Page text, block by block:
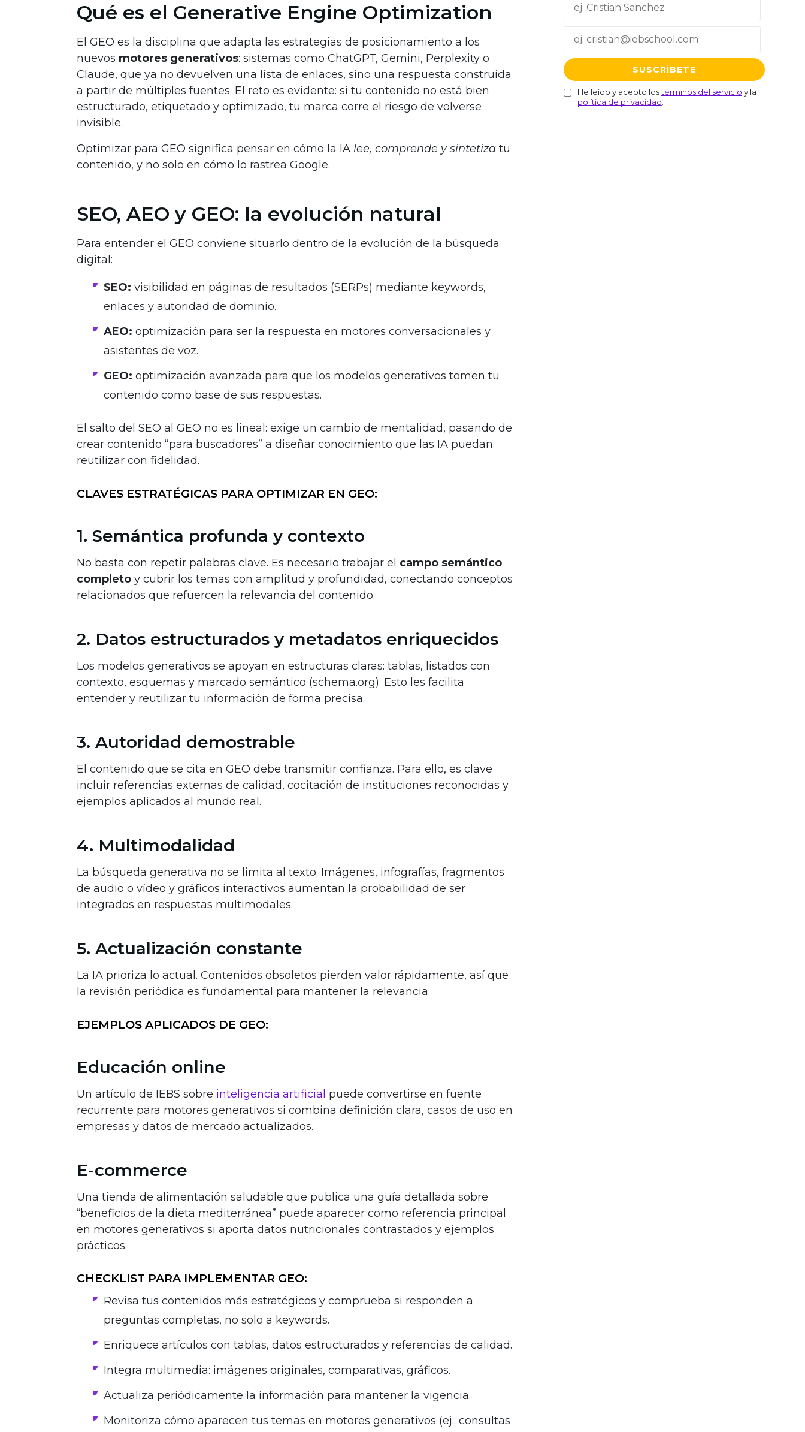
Qué es el Generative Engine Optimization
El GEO es la disciplina que adapta las estrategias de posicionamiento a los
nuevos motores generativos: sistemas como ChatGPT, Gemini, Perplexity o
Claude, que ya no devuelven una lista de enlaces, sino una respuesta construida
a partir de múltiples fuentes. El reto es evidente: si tu contenido no está bien
estructurado, etiquetado y optimizado, tu marca corre el riesgo de volverse
invisible.
Optimizar para GEO significa pensar en cómo la IA lee, comprende y sintetiza tu
contenido, y no solo en cómo lo rastrea Google.
SEO, AEO y GEO: la evolución natural
Para entender el GEO conviene situarlo dentro de la evolución de la búsqueda
digital:
SEO: visibilidad en páginas de resultados (SERPs) mediante keywords,
enlaces y autoridad de dominio.
AEO: optimización para ser la respuesta en motores conversacionales y
asistentes de voz.
GEO: optimización avanzada para que los modelos generativos tomen tu
contenido como base de sus respuestas.
El salto del SEO al GEO no es lineal: exige un cambio de mentalidad, pasando de
crear contenido “para buscadores” a diseñar conocimiento que las IA puedan
reutilizar con fidelidad.
CLAVES ESTRATÉGICAS PARA OPTIMIZAR EN GEO:
1. Semántica profunda y contexto
No basta con repetir palabras clave. Es necesario trabajar el campo semántico
completo y cubrir los temas con amplitud y profundidad, conectando conceptos
relacionados que refuercen la relevancia del contenido.
2. Datos estructurados y metadatos enriquecidos
Los modelos generativos se apoyan en estructuras claras: tablas, listados con
contexto, esquemas y marcado semántico (schema.org). Esto les facilita
entender y reutilizar tu información de forma precisa.
3. Autoridad demostrable
El contenido que se cita en GEO debe transmitir confianza. Para ello, es clave
incluir referencias externas de calidad, cocitación de instituciones reconocidas y
ejemplos aplicados al mundo real.
4. Multimodalidad
La búsqueda generativa no se limita al texto. Imágenes, infografías, fragmentos
de audio o vídeo y gráficos interactivos aumentan la probabilidad de ser
integrados en respuestas multimodales.
5. Actualización constante
La IA prioriza lo actual. Contenidos obsoletos pierden valor rápidamente, así que
la revisión periódica es fundamental para mantener la relevancia.
EJEMPLOS APLICADOS DE GEO:
Educación online
Un artículo de IEBS sobre inteligencia artificial puede convertirse en fuente
recurrente para motores generativos si combina definición clara, casos de uso en
empresas y datos de mercado actualizados.
E-commerce
Una tienda de alimentación saludable que publica una guía detallada sobre
“beneficios de la dieta mediterránea” puede aparecer como referencia principal
en motores generativos si aporta datos nutricionales contrastados y ejemplos
prácticos.
CHECKLIST PARA IMPLEMENTAR GEO:
Revisa tus contenidos más estratégicos y comprueba si responden a
preguntas completas, no solo a keywords.
Enriquece artículos con tablas, datos estructurados y referencias de calidad.
Integra multimedia: imágenes originales, comparativas, gráficos.
Actualiza periódicamente la información para mantener la vigencia.
Monitoriza cómo aparecen tus temas en motores generativos (ej.: consultas
He leído y acepto lostérminos del servicio y la
política de privacidad